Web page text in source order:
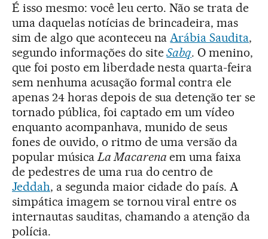
É isso mesmo: você leu certo. Não se trata de
uma daquelas notícias de brincadeira, mas
sim de algo que aconteceu naArábia Saudita,
segundo informações do siteSabq. O menino,
que foi posto em liberdade nesta quarta-feira
sem nenhuma acusação formal contra ele
apenas 24 horas depois de sua detenção ter se
tornado pública, foi captado em um vídeo
enquanto acompanhava, munido de seus
fones de ouvido, o ritmo de uma versão da
popular músicaLa Macarena em uma faixa
de pedestres de uma rua do centro de
Jeddah, a segunda maior cidade do país. A
simpática imagem se tornou viral entre os
internautas sauditas, chamando a atenção da
polícia.